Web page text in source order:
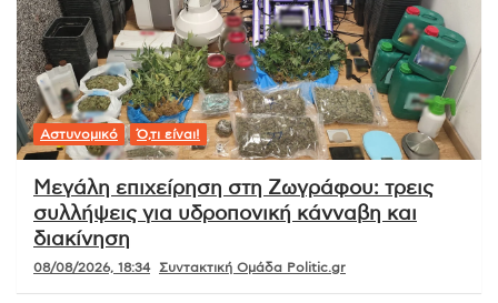
Αστυνομικό Ό,τι είναι!
Μεγάλη επιχείρηση στη Ζωγράφου: τρεις
συλλήψεις για υδροπονική κάνναβη και
διακίνηση
08/08/2026, 18:34 Συντακτική Ομάδα Politic.gr